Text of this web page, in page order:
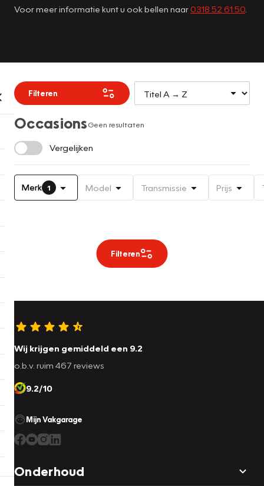
Voor meer informatie kunt u ook bellen naar0318 52 61 50
Filteren
OccasionsGeen resultaten
Vergelijken
Merk 1 Model Transmissie Prijs
Filteren
Wij krijgen gemiddeld een 9.2
o.b.v. ruim 467 reviews
9.2/10
Mijn Vakgarage
Onderhoud